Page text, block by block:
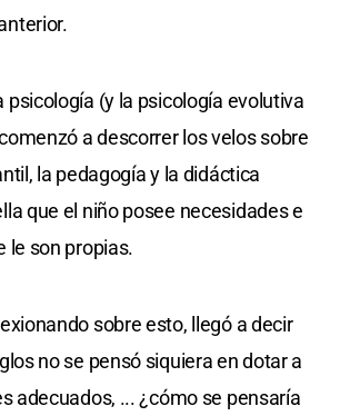
psicología (y la psicología evolutiva
a descorrer los velos sobre
la pedagogía y la didáctica
que el niño posee necesidades e
le son propias.
sobre esto, llegó a decir
no se pensó siquiera en dotar a
adecuados, ... ¿cómo se pensaría